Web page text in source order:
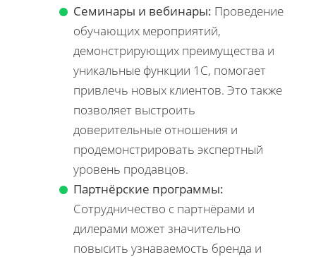
Семинары и вебинары: Проведение
обучающих мероприятий,
демонстрирующих преимущества и
уникальные функции 1С, помогает
привлечь новых клиентов. Это также
позволяет выстроить
доверительные отношения и
продемонстрировать экспертный
уровень продавцов.
Партнёрские программы:
Сотрудничество с партнёрами и
дилерами может значительно
повысить узнаваемость бренда и